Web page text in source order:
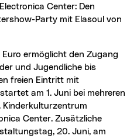
Center: Den
Party mit Elasoul von
und Jugendliche bis
freien Eintritt mit
am 1. Juni bei mehreren
Kinderkulturzentrum
Center. Zusätzliche
20. Juni, am